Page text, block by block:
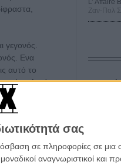
σας
σε πληροφορίες σε
αναγνωριστικοί και
γεγονός.
Ενα
αυτό το
Αυτά
κάνει τις
τον εαυτό στον
άλλος
L’ Affaire
Ζαν-Πολ
Ο